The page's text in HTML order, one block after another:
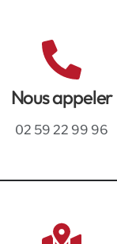
Nous appeler
02 59 22 99 96